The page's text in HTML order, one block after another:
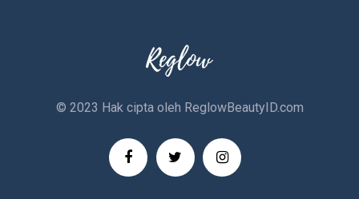
© 2023 Hak cipta oleh ReglowBeautyID.com